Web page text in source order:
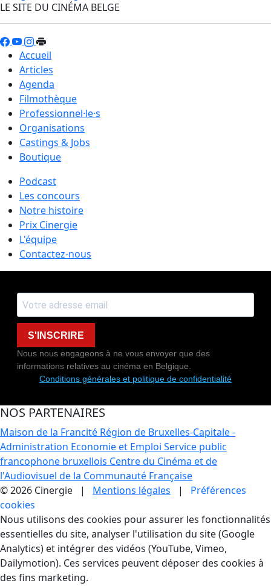
LE SITE DU CINÉMA BELGE
Accueil
Articles
Agenda
Filmothèque
Professionnel·le·s
Organisations
Castings & Jobs
Boutique
Podcast
Les concours
Notre histoire
Prix Cinergie
L'équipe
Contactez-nous
S'INSCRIRE
Nous nous engageons à ne vous envoyer que des
informations relatives au cinéma en Belgique.
Conditions générales et politique de confidentialité
NOS PARTENAIRES
Maison de la Francité Région de Bruxelles-Capitale -
Administration Economie et Emploi Service public
francophone bruxellois Centre du Cinéma et de
l'Audiovisuel de la Communauté Française
© 2026 Cinergie | Mentions légales | Préférences
cookies
Gestion des Cookies
Nous utilisons des cookies pour assurer les fonctionnalités
essentielles du site, analyser l'utilisation du site (Google
Analytics) et intégrer des vidéos (YouTube, Vimeo,
Dailymotion). Ces services peuvent déposer des cookies à
des fins marketing.